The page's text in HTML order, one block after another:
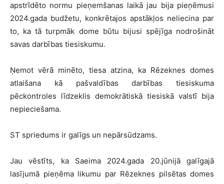
apstrīdēto normu pieņemšanas laikā jau bija pieņēmusi
2024.gada budžetu, konkrētajos apstākļos neliecina par
to, ka tā turpmāk dome būtu bijusi spējīga nodrošināt
savas darbības tiesiskumu.
Ņemot vērā minēto, tiesa atzina, ka Rēzeknes domes
atlaišana kā pašvaldības darbības tiesiskuma
pēckontroles līdzeklis demokrātiskā tiesiskā valstī bija
nepieciešama.
ST spriedums ir galīgs un nepārsūdzams.
Jau vēstīts, ka Saeima 2024.gada 20.jūnijā galīgajā
lasījumā pieņēma likumu par Rēzeknes pilsētas domes